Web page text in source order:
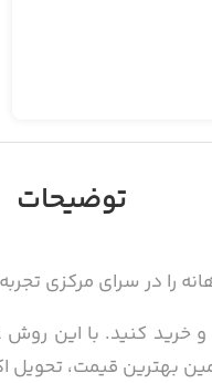
توضیحات
را در سرای مرکزی
کنید. با این روش
بهترین قیمت، تحویل